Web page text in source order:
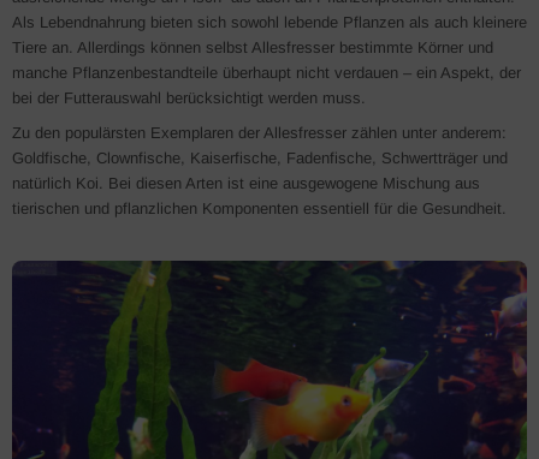
Als Lebendnahrung bieten sich sowohl lebende Pflanzen als auch kleinere
Tiere an. Allerdings können selbst Allesfresser bestimmte Körner und
manche Pflanzenbestandteile überhaupt nicht verdauen – ein Aspekt, der
bei der Futterauswahl berücksichtigt werden muss.
Zu den populärsten Exemplaren der Allesfresser zählen unter anderem:
Goldfische, Clownfische, Kaiserfische, Fadenfische, Schwertträger und
natürlich Koi. Bei diesen Arten ist eine ausgewogene Mischung aus
tierischen und pflanzlichen Komponenten essentiell für die Gesundheit.